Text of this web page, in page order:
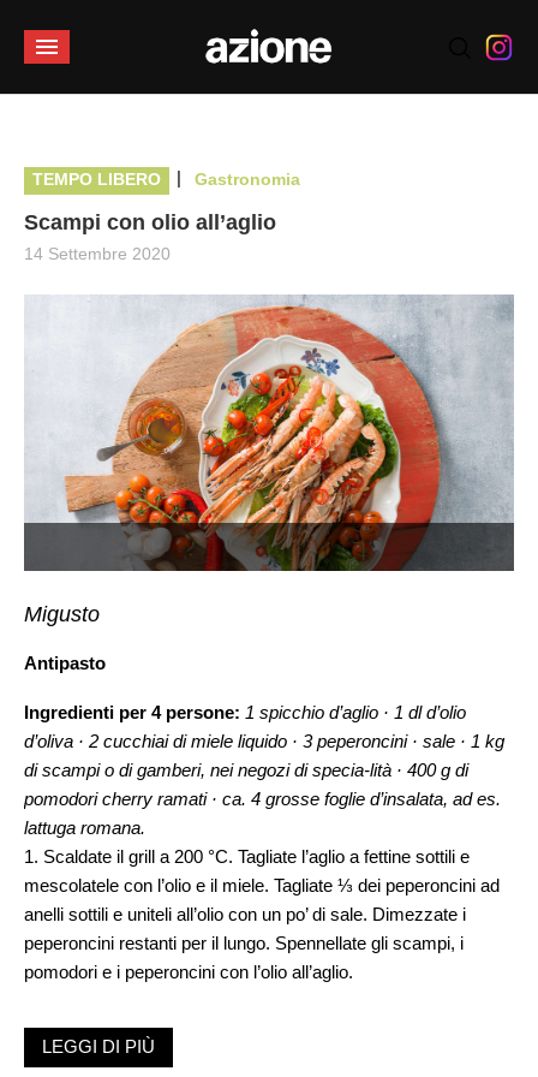
TEMPO LIBERO | Gastronomia
Scampi con olio all’aglio
14 Settembre 2020
Migusto
Antipasto
Ingredienti per 4 persone: 1 spicchio d’aglio · 1 dl d’olio
d’oliva · 2 cucchiai di miele liquido · 3 peperoncini · sale · 1 kg
di scampi o di gamberi, nei negozi di specia-lità · 400 g di
pomodori cherry ramati · ca. 4 grosse foglie d’insalata, ad es.
lattuga romana.
1. Scaldate il grill a 200 °C. Tagliate l’aglio a fettine sottili e
mescolatele con l’olio e il miele. Tagliate ⅓ dei peperoncini ad
anelli sottili e uniteli all’olio con un po’ di sale. Dimezzate i
peperoncini restanti per il lungo. Spennellate gli scampi, i
pomodori e i peperoncini con l’olio all’aglio.
i pomodori cherry e i mezzi peperoncini e continuate la cottura
LEGGI DI PIÙ